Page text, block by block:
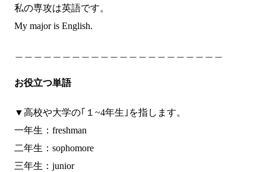
私の専攻は英語です。
My major is English.
お役立つ単語
▼高校や大学の｢１~4年生｣を指します。
一年生：freshman
二年生：sophomore
三年生：junior